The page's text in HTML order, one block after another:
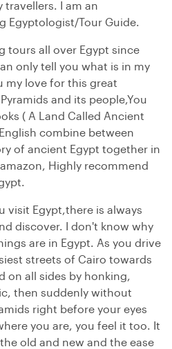
travellers. I am an
Egyptologist/Tour Guide.
tours all over Egypt since
only tell you what is in my
my love for this great
and its people,You
( A Land Called Ancient
combine between
of ancient Egypt together in
Highly recommend
visit Egypt,there is always
discover. I don't know why
are in Egypt. As you drive
streets of Cairo towards
on all sides by honking,
then suddenly without
right before your eyes
you are, you feel it too. It
old and new and the ease